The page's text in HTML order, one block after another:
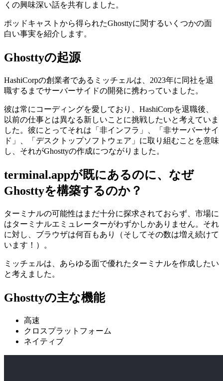
くの興味深い話を共有しました。
ポッドキャストから得られたGhosttyに関するいくつかの面
白い事実を紹介します。
Ghosttyの起源
HashiCorpの創業者であるミッチェルは、2023年に同社を退
職するまでサーバーサイドの開発に携わっていました。
彼は常にコーディングを愛しており、HashiCorpを退職後、
以前の仕事とは異なる新しいことに挑戦したいと考えていま
した。彼にとってそれは「非インフラ」、「非サーバーサイ
ド」、「デスクトップソフトウェア」に取り組むことを意味
し、それがGhosttyの作成につながりました。
terminal.appが既にあるのに、なぜ
Ghosttyを構築するのか？
ターミナルの可能性はまだ十分に探求されておらず、市場に
はターミナルエミュレーターがわずかしかありません。それ
に対し、ブラウザは何百もあり（そしてその数は増え続けて
います！）。
ミッチェルは、あらゆる面で優れたターミナルを作成したい
と考えました。
Ghosttyの主な機能
高速
クロスプラットフォーム
ネイティブ